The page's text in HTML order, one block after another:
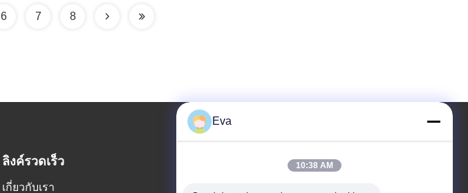
6 7 8
ลิงค์รวดเร็ว
เกี่ยวกับเรา
Eva
10:38 AM